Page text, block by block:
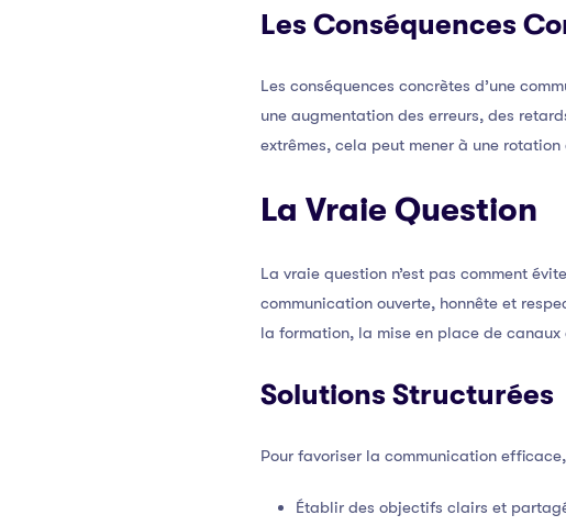
Les Conséquences
Les conséquences concrètes d’une
une augmentation des erreurs, des
extrêmes, cela peut mener à une
La Vraie Question
La vraie question n’est pas comment
communication ouverte, honnête et
la formation, la mise en place de
Solutions Structurées
Pour favoriser la communication
Établir des objectifs clairs et